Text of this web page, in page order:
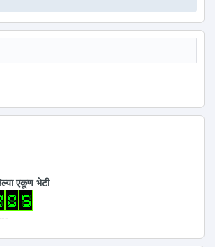
एकूण भेटी